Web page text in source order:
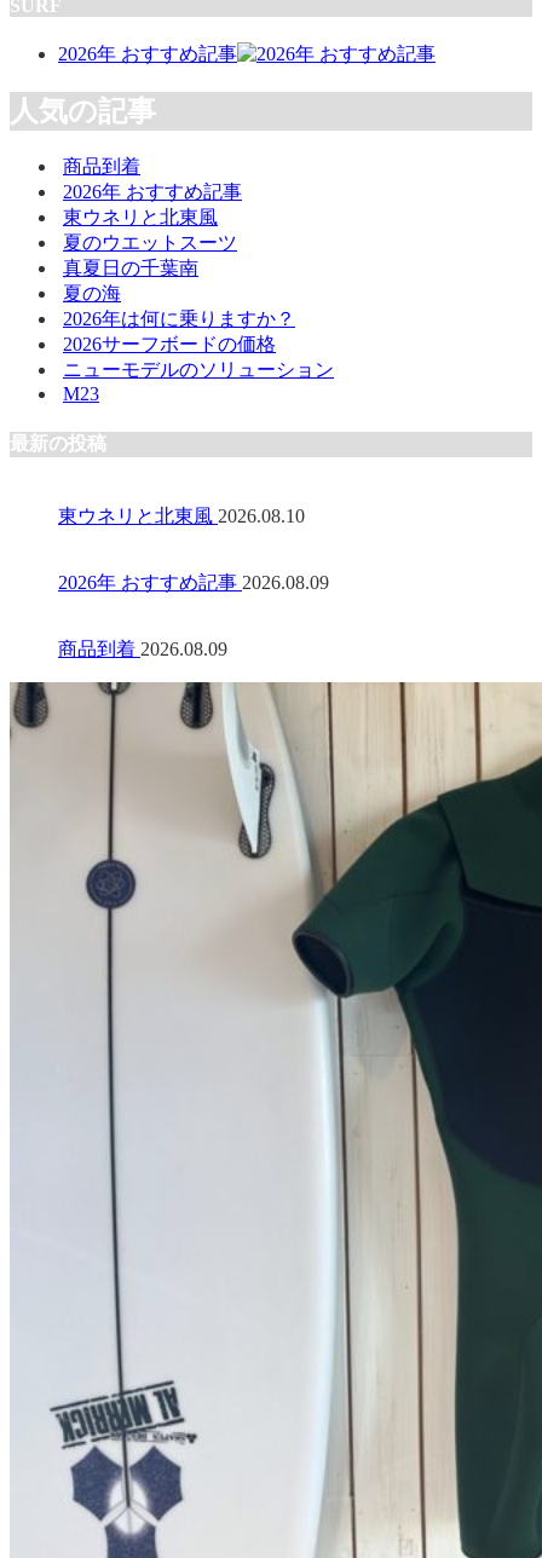
SURF
2026年 おすすめ記事
人気の記事
商品到着
2026年 おすすめ記事
東ウネリと北東風
夏のウエットスーツ
真夏日の千葉南
夏の海
2026年は何に乗りますか？
2026サーフボードの価格
ニューモデルのソリューション
M23
最新の投稿
東ウネリと北東風 2026.08.10
2026年 おすすめ記事 2026.08.09
商品到着 2026.08.09